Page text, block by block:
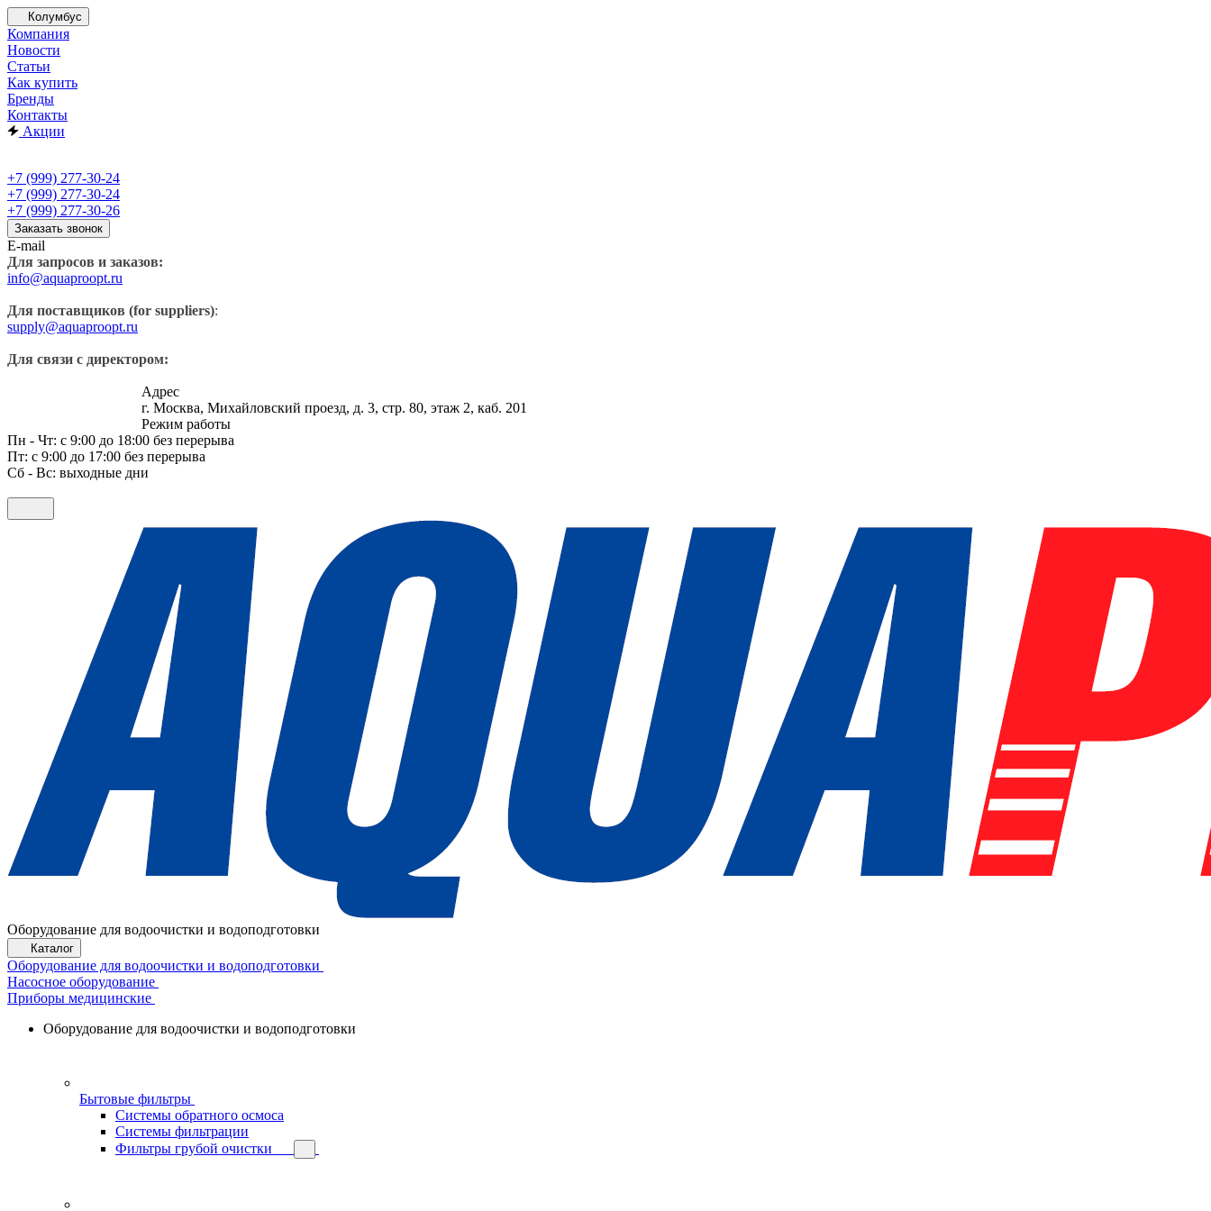
Колумбус
Компания
Новости
Статьи
Как купить
Бренды
Контакты
Акции
+7 (999) 277-30-24
+7 (999) 277-30-24
+7 (999) 277-30-26
Заказать звонок
E-mail
Для запросов и заказов:
info@aquaproopt.ru
Для поставщиков (for suppliers):
supply@aquaproopt.ru
Для связи с директором:
Адрес
г. Москва, Михайловский проезд, д. 3, стр. 80, этаж 2, каб. 201
Режим работы
Пн - Чт: с 9:00 до 18:00 без перерыва
Пт: с 9:00 до 17:00 без перерыва
Сб - Вс: выходные дни
Оборудование для водоочистки и водоподготовки
Каталог
Оборудование для водоочистки и водоподготовки
Насосное оборудование
Приборы медицинские
Оборудование для водоочистки и водоподготовки
Бытовые фильтры
Системы обратного осмоса
Системы фильтрации
Фильтры грубой очистки